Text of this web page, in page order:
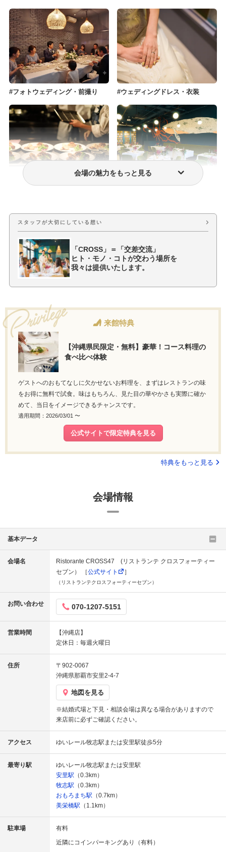
フォトウェディング・前撮り ウェディングドレス・衣装
会場の魅力をもっと見る
スタッフが大切にしている想い
「CROSS」＝「交差交流」
ヒト・モノ・コトが交わう場所を
我々は提供いたします。
来館特典
【沖縄県民限定・無料】豪華！コース料理の
食べ比べ体験
ゲストへのおもてなしに欠かせないお料理を、まずはレストランの味
をお得に無料で試食。味はもちろん、見た目の華やかさも実際に確か
めて、当日をイメージできるチャンスです。
適用期間：2026/03/01 〜
公式サイトで限定特典を見る
特典をもっと見る
会場情報
基本データ
会場名
Ristorante CROSS47 (リストランテ クロスフォーティー
セブン） ［公式サイト ］
（リストランテクロスフォーティーセブン）
お問い合わせ 070-1207-5151
営業時間
【沖縄店】
定休日：毎週火曜日
住所
〒902-0067
沖縄県那覇市安里2-4-7
地図を見る
※結婚式場と下見・相談会場は異なる場合がありますので
来店前に必ずご確認ください。
アクセス ゆいレール牧志駅または安里駅徒歩5分
最寄り駅
ゆいレール牧志駅または安里駅
安里駅 （0.3km）
牧志駅 （0.3km）
おもろまち駅 （0.7km）
美栄橋駅 （1.1km）
駐車場
有料
近隣にコインパーキングあり（有料）